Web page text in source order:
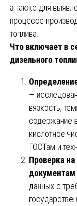
а также для
процессе
топлива.
Что включает в
дизельного
—
вязкость,
содержание
кислотное
ГОСТам и
Проверка
документам
данных с